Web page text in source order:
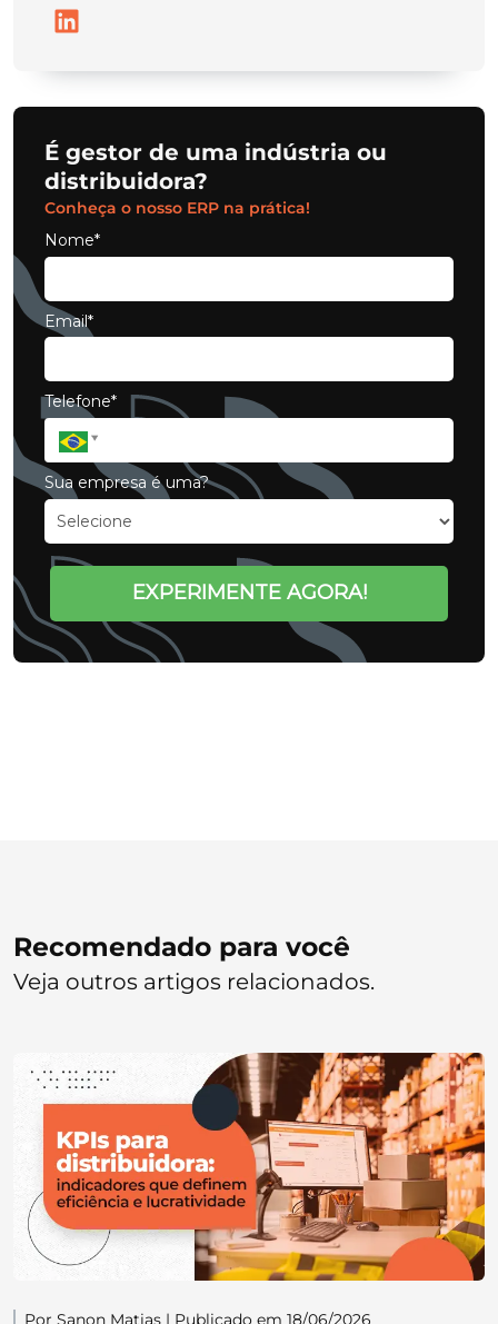
É gestor de uma indústria ou
distribuidora?
Conheça o nosso ERP na prática!
Nome*
Email*
Telefone*
Sua empresa é uma?
EXPERIMENTE AGORA!
Recomendado para você
Veja outros artigos relacionados.
Por Sanon Matias | Publicado em 18/06/2026